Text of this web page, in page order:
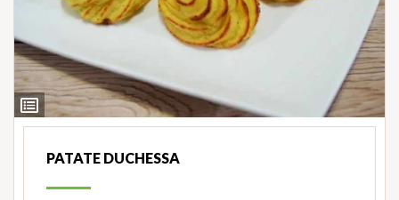
Ingredienti
PATATE DUCHESSA